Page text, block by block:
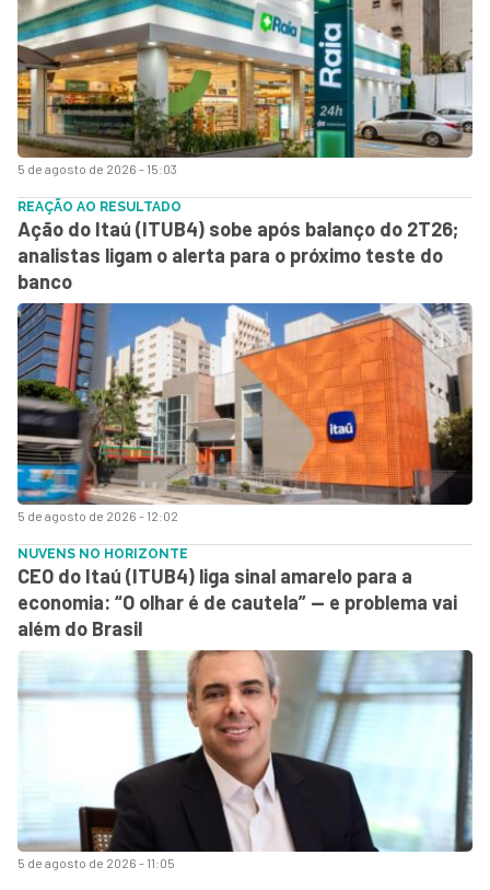
5 de agosto de 2026 - 15:03
5 de agosto de 2026 - 12:02
REAÇÃO AO RESULTADO
Ação do Itaú (ITUB4) sobe após balanço do 2T26;
analistas ligam o alerta para o próximo teste do
banco
5 de agosto de 2026 - 11:05
NUVENS NO HORIZONTE
CEO do Itaú (ITUB4) liga sinal amarelo para a
economia: “O olhar é de cautela” — e problema vai
além do Brasil